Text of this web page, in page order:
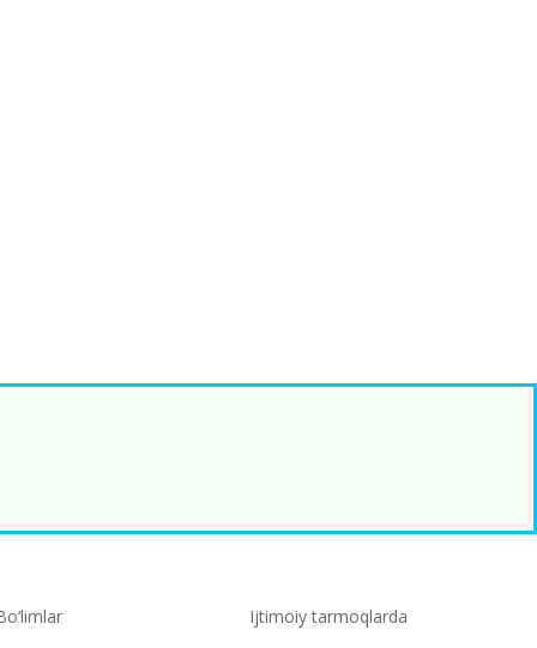
Ijtimoiy tarmoqlarda